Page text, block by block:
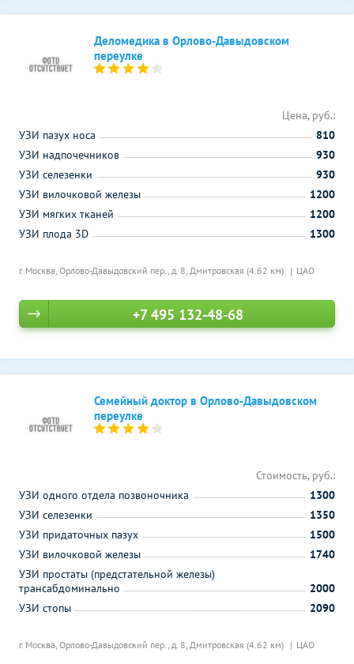
Деломедика в Орлово-Давыдовском
переулке
г. Москва, Орлово-Давыдовский пер., д. 8, Дмитровская (4.62 км) ЦАО
Цена, руб.:
УЗИ пазух носа
810
УЗИ надпочечников
930
УЗИ селезенки
930
УЗИ вилочковой железы
1200
УЗИ мягких тканей
1200
УЗИ плода 3D
1300
+7 495 132-48-68
Семейный доктор в Орлово-Давыдовском
переулке
г. Москва, Орлово-Давыдовский пер., д. 8, Дмитровская (4.62 км) ЦАО
Стоимость, руб.:
УЗИ одного отдела позвоночника
1300
УЗИ селезенки
1350
УЗИ придаточных пазух
1500
УЗИ вилочковой железы
1740
УЗИ простаты (предстательной железы)
трансабдоминально
2000
УЗИ стопы
2090